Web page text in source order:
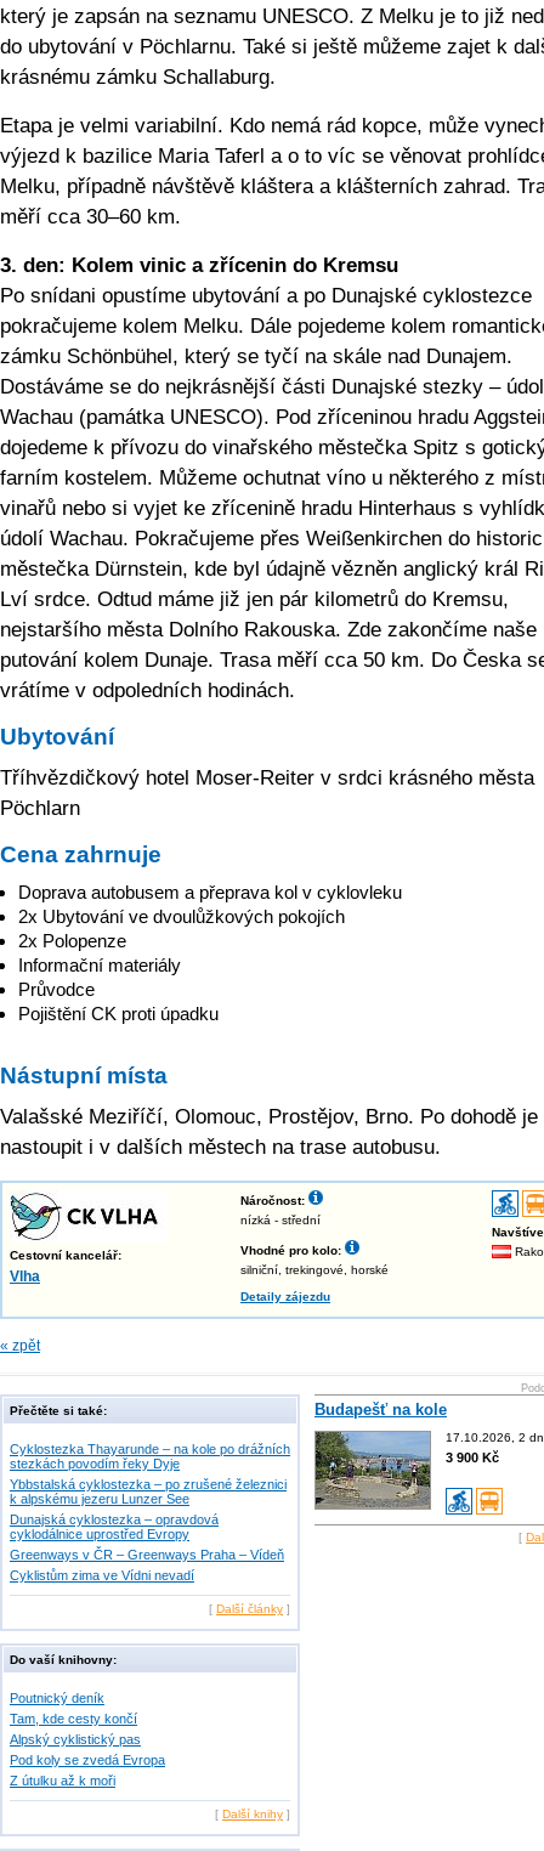
který je zapsán na seznamu UNESCO. Z Melku je to již
do ubytování v Pöchlarnu. Také si ještě můžeme zajet k
krásnému zámku Schallaburg.
Etapa je velmi variabilní. Kdo nemá rád kopce, může
výjezd k bazilice Maria Taferl a o to víc se věnovat
Melku, případně návštěvě kláštera a klášterních zahrad.
měří cca 30–60 km.
3. den: Kolem vinic a zřícenin do Kremsu
Po snídani opustíme ubytování a po Dunajské cyklostezce
pokračujeme kolem Melku. Dále pojedeme kolem
zámku Schönbühel, který se tyčí na skále nad Dunajem.
Dostáváme se do nejkrásnější části Dunajské stezky –
Wachau (památka UNESCO). Pod zříceninou hradu
dojedeme k přívozu do vinařského městečka Spitz s
farním kostelem. Můžeme ochutnat víno u některého z
vinařů nebo si vyjet ke zřícenině hradu Hinterhaus s
údolí Wachau. Pokračujeme přes Weißenkirchen do
městečka Dürnstein, kde byl údajně vězněn anglický král
Lví srdce. Odtud máme již jen pár kilometrů do Kremsu,
nejstaršího města Dolního Rakouska. Zde zakončíme naše
putování kolem Dunaje. Trasa měří cca 50 km. Do Česka
vrátíme v odpoledních hodinách.
Ubytování
Tříhvězdičkový hotel Moser-Reiter v srdci krásného města
Pöchlarn
Cena zahrnuje
Doprava autobusem a přeprava kol v cyklovleku
2x Ubytování ve dvoulůžkových pokojích
2x Polopenze
Informační materiály
Průvodce
Pojištění CK proti úpadku
Nástupní místa
Valašské Meziříčí, Olomouc, Prostějov, Brno. Po dohodě je
nastoupit i v dalších městech na trase autobusu.
Cestovní kancelář:
Vlha
Náročnost:
nízká - střední
Vhodné pro kolo:
silniční, trekingové, horské
Detaily zájezdu
« zpět
Přečtěte si také:
Cyklostezka Thayarunde – na kole po drážních
stezkách povodím řeky Dyje
Ybbstalská cyklostezka – po zrušené železnici
k alpskému jezeru Lunzer See
Dunajská cyklostezka – opravdová
cyklodálnice uprostřed Evropy
Greenways v ČR – Greenways Praha – Vídeň
Cyklistům zima ve Vídni nevadí
[ Další články ]
Do vaší knihovny:
Poutnický deník
Tam, kde cesty končí
Alpský cyklistický pas
Pod koly se zvedá Evropa
Z útulku až k moři
[ Další knihy ]
Budapešť na kole
17.10.2026, 2
3 900 Kč
[